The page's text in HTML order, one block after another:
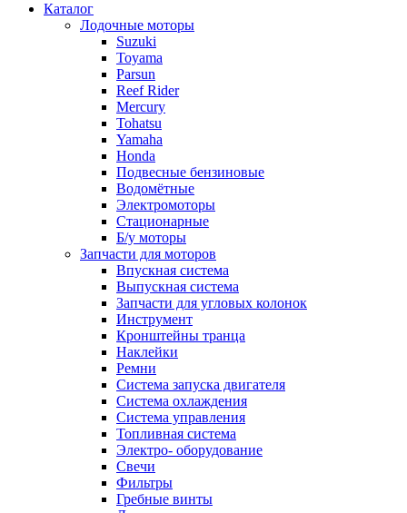
Каталог
Лодочные моторы
Suzuki
Toyama
Parsun
Reef Rider
Mercury
Tohatsu
Yamaha
Honda
Подвесные бензиновые
Водомётные
Электромоторы
Стационарные
Б/у моторы
Запчасти для моторов
Впускная система
Выпускная система
Запчасти для угловых колонок
Инструмент
Кронштейны транца
Наклейки
Ремни
Система запуска двигателя
Система охлаждения
Система управления
Топливная система
Электро- оборудование
Свечи
Фильтры
Гребные винты